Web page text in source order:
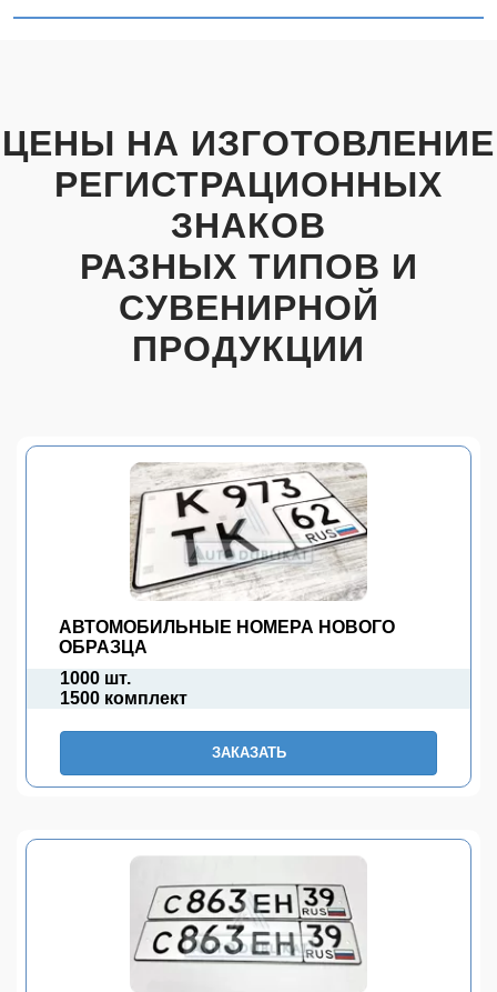
ЦЕНЫ НА ИЗГОТОВЛЕНИЕ
РЕГИСТРАЦИОННЫХ
ЗНАКОВ
РАЗНЫХ ТИПОВ И
СУВЕНИРНОЙ
ПРОДУКЦИИ
АВТОМОБИЛЬНЫЕ НОМЕРА НОВОГО
ОБРАЗЦА
1000 шт.
1500 комплект
ЗАКАЗАТЬ